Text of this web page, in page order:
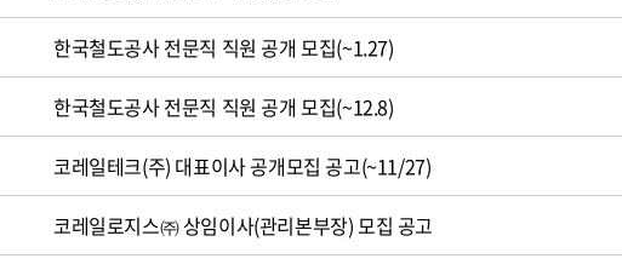
한국철도공사 전문직 직원 공개 모집(~1.27)
한국철도공사 전문직 직원 공개 모집(~12.8)
코레일테크(주) 대표이사 공개모집 공고(~11/27)
코레일로지스㈜ 상임이사(관리본부장) 모집 공고